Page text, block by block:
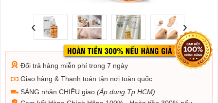
‹ ›
Đổi trả hàng miễn phí trong 7 ngày
Giao hàng & Thanh toán tận nơi toàn quốc
SÁNG nhận CHIỀU giao (Áp dụng Tp HCM)